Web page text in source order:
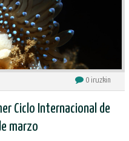
0 iruzkin
Ciclo Internacional de
marzo